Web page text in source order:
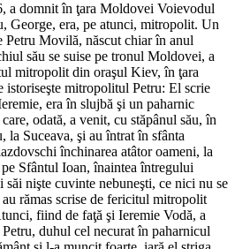
a domnit în ţara Moldovei Voievodul
George, era, pe atunci, mitropolit. Un
Petru Movilă, născut chiar în anul
său se suise pe tronul Moldovei, a
mitropolit din oraşul Kiev, în ţara
istoriseşte mitropolitul Petru: El scrie
era în slujbă şi un paharnic
odată, a venit, cu stăpânul său, în
la Suceava, şi au întrat în sfânta
închinarea atâtor oameni, la
Sfântul Ioan, înaintea întregului
săi nişte cuvinte nebuneşti, ce nici nu se
rămas scrise de fericitul mitropolit
fiind de faţă şi Ieremie Vodă, a
duhul cel necurat în paharnicul